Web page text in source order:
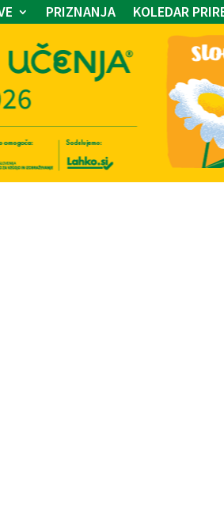
PRIZNANJA KOLEDAR